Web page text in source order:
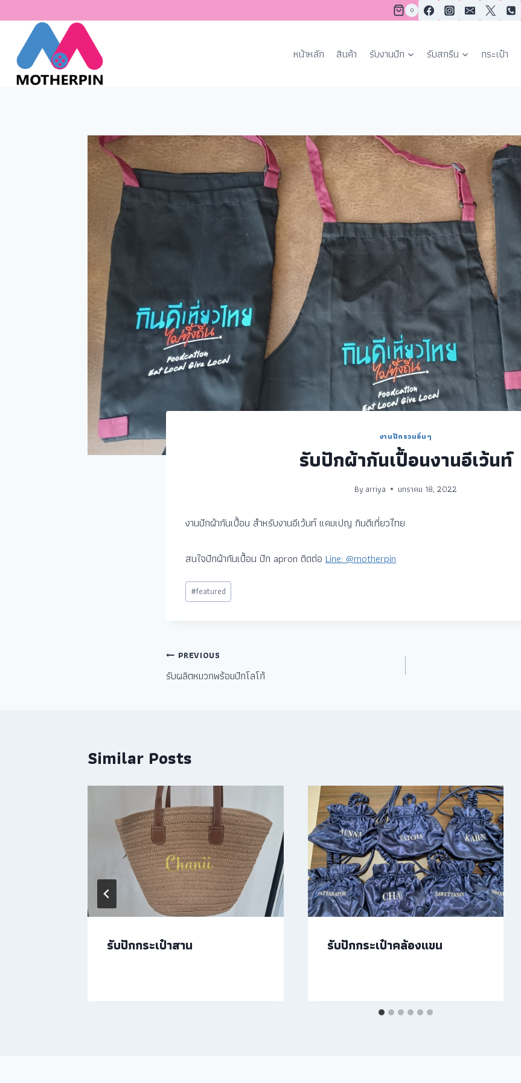
0
หน้าหลัก สินค้า รับงานปัก รับสกรีน กระเป๋า
งานปักรวมอื่นๆ
รับปักผ้ากันเปื้อนงานอีเว้นท์
Byarriya มกราคม 18, 2022
งานปักผ้ากันเปื้อน สำหรับงานอีเว้นท์ แคมเปญ กินดีเที่ยวไทย
สนใจปักผ้ากันเปื้อน ปัก apron ติดต่อ Line: @motherpin
#featured
PREVIOUS
รับผลิตหมวกพร้อมปักโลโก้
Similar Posts
รับปักกระเป๋าสาน รับปักกระเป๋าคล้องแขน